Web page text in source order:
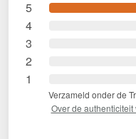
5
4
3
2
1
Verzameld onder de
Over de